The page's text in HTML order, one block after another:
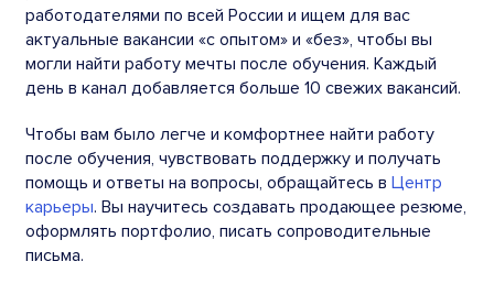
работодателями по всей России и ищем для вас
актуальные вакансии «с опытом» и «без», чтобы вы
могли найти работу мечты после обучения. Каждый
день в канал добавляется больше 10 свежих вакансий.
Чтобы вам было легче и комфортнее найти работу
после обучения, чувствовать поддержку и получать
помощь и ответы на вопросы, обращайтесь в Центр
карьеры. Вы научитесь создавать продающее резюме,
оформлять портфолио, писать сопроводительные
письма.